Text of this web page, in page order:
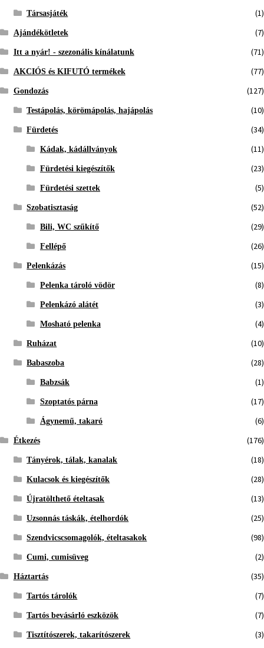
Társasjáték (1)
Ajándékötletek (7)
Itt a nyár! - szezonális kínálatunk (71)
AKCIÓS és KIFUTÓ termékek (77)
Gondozás (127)
Testápolás, körömápolás, hajápolás (10)
Fürdetés (34)
Kádak, kádállványok (11)
Fürdetési kiegészítők (23)
Fürdetési szettek (5)
Szobatisztaság (52)
Bili, WC szűkítő (29)
Fellépő (26)
Pelenkázás (15)
Pelenka tároló vödör (8)
Pelenkázó alátét (3)
Mosható pelenka (4)
Ruházat (10)
Babaszoba (28)
Babzsák (1)
Szoptatós párna (17)
Ágynemű, takaró (6)
Étkezés (176)
Tányérok, tálak, kanalak (18)
Kulacsok és kiegészítők (28)
Újratölthető ételtasak (13)
Uzsonnás táskák, ételhordók (25)
Szendvicscsomagolók, ételtasakok (98)
Cumi, cumisüveg (2)
Háztartás (35)
Tartós tárolók (7)
Tartós bevásárló eszközök (7)
Tisztítószerek, takarítószerek (3)